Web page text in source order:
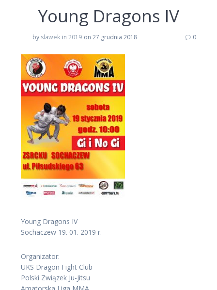
Young Dragons IV
by slawek in 2019 on 27 grudnia 2018 0
Young Dragons IV
Sochaczew 19. 01. 2019 r.
Organizator:
UKS Dragon Fight Club
Polski Związek Ju-Jitsu